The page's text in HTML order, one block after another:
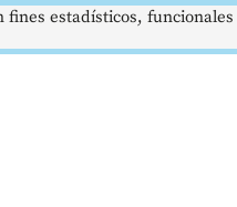
estadísticos,